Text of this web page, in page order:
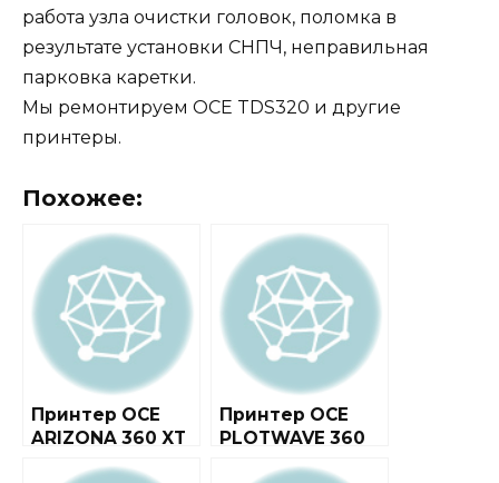
работа узла очистки головок, поломка в
результате установки СНПЧ, неправильная
парковка каретки.
Мы ремонтируем OCE TDS320 и другие
принтеры.
Похожее:
Принтер OCE
ARIZONA 360 XT
Принтер OCE
PLOTWAVE 360